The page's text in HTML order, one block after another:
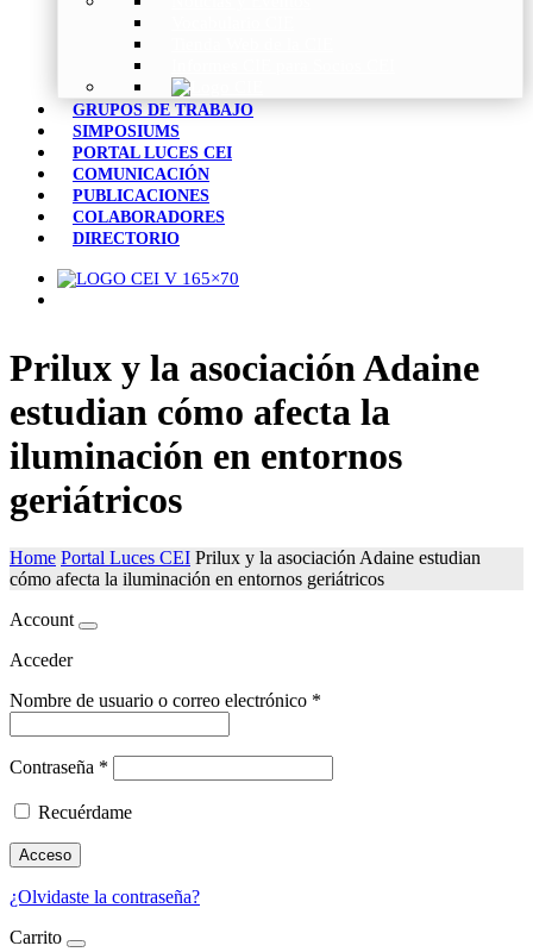
GRUPOS DE TRABAJO
SIMPOSIUMS
PORTAL LUCES CEI
COMUNICACIÓN
PUBLICACIONES
COLABORADORES
DIRECTORIO
Prilux y la asociación Adaine
estudian cómo afecta la
iluminación en entornos
geriátricos
Home Portal Luces CEI Prilux y la asociación Adaine estudian
cómo afecta la iluminación en entornos geriátricos
Account
Acceder
Nombre de usuario o correo electrónico *
Contraseña *
Recuérdame
Acceso
¿Olvidaste la contraseña?
Carrito